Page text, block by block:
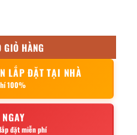
GIỎ HÀNG
LẮP ĐẶT TẠI NHÀ
100%
đặt miễn phí